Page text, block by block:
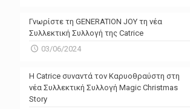
Γνωρίστε τη GENERATION JOY τη νέα
Συλλεκτική Συλλογή της Catrice
03/06/2024
Η Catrice συναντά τον Καρυοθραύστη στη
νέα Συλλεκτική Συλλογή Magic Christmas
Story